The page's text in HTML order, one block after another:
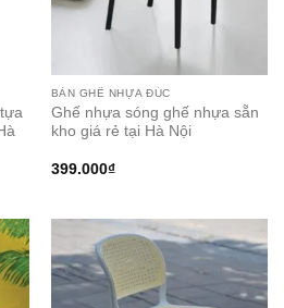
BÀN GHẾ NHỰA ĐÚC
Ghế nhựa sóng ghế nhựa sẵn
kho giá rẻ tại Hà Nội
399.000₫